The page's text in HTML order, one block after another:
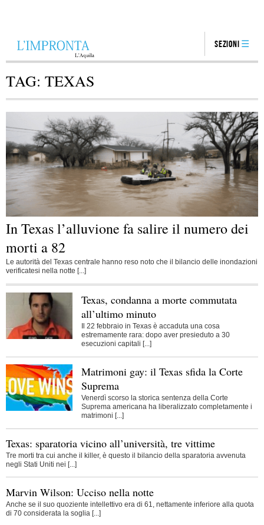
Sezioni
TAG: TEXAS
In Texas l’alluvione fa salire il numero dei
morti a 82
Le autorità del Texas centrale hanno reso noto che il bilancio delle inondazioni
verificatesi nella notte [...]
Texas, condanna a morte commutata
all’ultimo minuto
Il 22 febbraio in Texas è accaduta una cosa
estremamente rara: dopo aver presieduto a 30
esecuzioni capitali [...]
Matrimoni gay: il Texas sfida la Corte
Suprema
Venerdì scorso la storica sentenza della Corte
Suprema americana ha liberalizzato completamente i
matrimoni [...]
Texas: sparatoria vicino all’università, tre vittime
Tre morti tra cui anche il killer, è questo il bilancio della sparatoria avvenuta
negli Stati Uniti nei [...]
Marvin Wilson: Ucciso nella notte
Anche se il suo quoziente intellettivo era di 61, nettamente inferiore alla quota
di 70 considerata la soglia [...]